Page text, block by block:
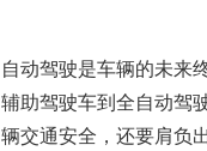
自动驾驶是车辆的未来
辅助驾驶车到全自动驾
辆交通安全，还要肩负